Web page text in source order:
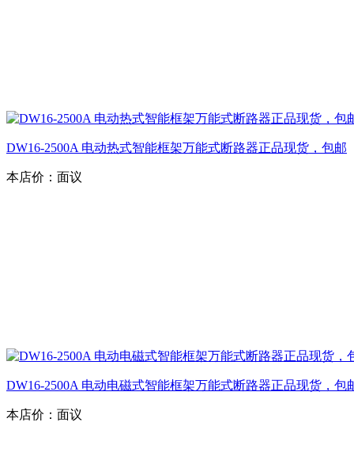
DW16-2500A 电动热式智能框架万能式断路器正品现货，包邮
本店价： 面议
DW16-2500A 电动电磁式智能框架万能式断路器正品现货，包
本店价： 面议